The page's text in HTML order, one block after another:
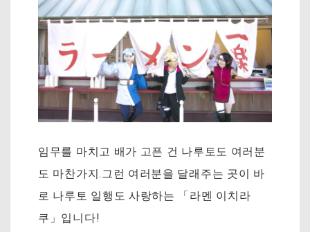
임무를 마치고 배가 고픈 건 나루토도 여러분
도 마찬가지.그런 여러분을 달래주는 곳이 바
로 나루토 일행도 사랑하는 「라멘 이치라
쿠」입니다!